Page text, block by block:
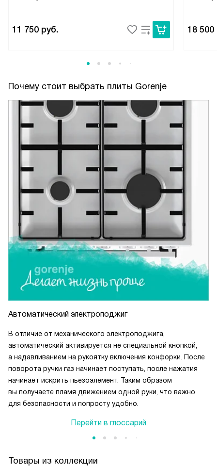
11 750 руб. 18 500
Почему стоит выбрать плиты Gorenje
Автоматический электроподжиг
В отличие от механического электроподжига,
автоматический активируется не специальной кнопкой,
а надавливанием на рукоятку включения конфорки. После
поворота ручки газ начинает поступать, после нажатия
начинает искрить пьезоэлемент. Таким образом
вы получаете пламя движением одной руки, что важно
для безопасности и попросту удобно.
Перейти в глоссарий
Товары из коллекции